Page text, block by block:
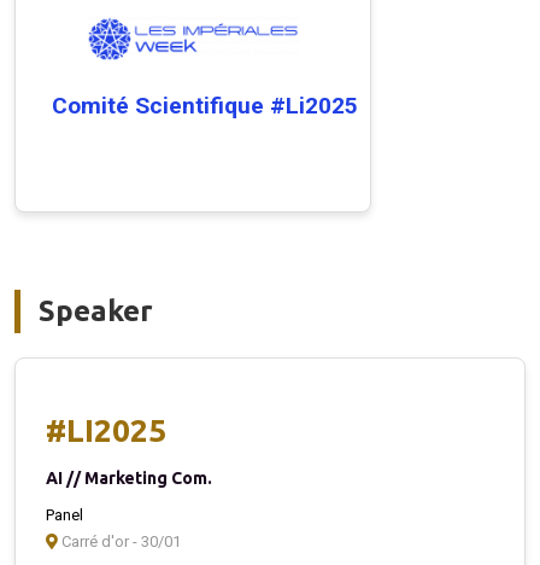
Comité Scientifique #Li2025
Speaker
#LI2025
AI // Marketing Com.
Panel
Carré d'or - 30/01